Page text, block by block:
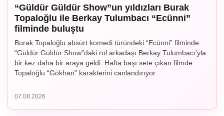
“Güldür Güldür Show”un yıldızları Burak
Topaloğlu ile Berkay Tulumbacı “Ecünni”
filminde buluştu
Burak Topaloğlu absürt komedi türündeki “Ecünni” filminde
“Güldür Güldür Show”daki rol arkadaşı Berkay Tulumbacı’yla
bir kez daha bir araya geldi. Hafta başı sete çıkan filmde
Topaloğlu “Gökhan” karakterini canlandırıyor.
07.08.2026